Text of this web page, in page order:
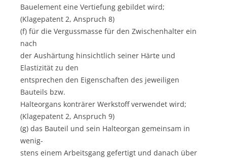
Bauelement eine Vertiefung gebildet wird;
(Klagepatent 2, Anspruch 8)
(f) für die Vergussmasse für den Zwischenhalter ein
nach
der Aushärtung hinsichtlich seiner Härte und
Elastizität zu den
entsprechen den Eigenschaften des jeweiligen
Bauteils bzw.
Halteorgans konträrer Werkstoff verwendet wird;
(Klagepatent 2, Anspruch 9)
(g) das Bauteil und sein Halteorgan gemeinsam in
wenig-
stens einem Arbeitsgang gefertigt und danach über